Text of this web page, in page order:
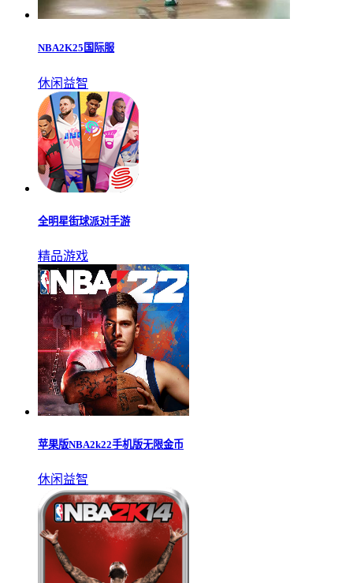
NBA2K25国际服
休闲益智
全明星街球派对手游
精品游戏
苹果版NBA2k22手机版无限金币
休闲益智